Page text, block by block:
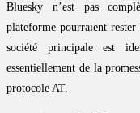
Bluesky n’est pas
plateforme pourraient
société principale est
essentiellement de la
protocole AT.